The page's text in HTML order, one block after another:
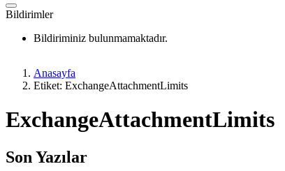
Bildirimler
Bildiriminiz bulunmamaktadır.
Anasayfa
Etiket: ExchangeAttachmentLimits
ExchangeAttachmentLimits
Son Yazılar